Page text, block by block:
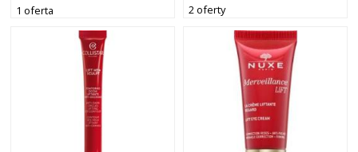
1 oferta 2 oferty